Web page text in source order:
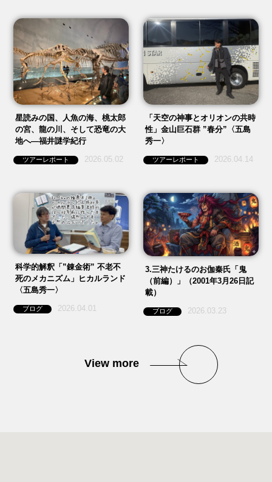
星読みの国、人魚の海、桃太郎
の宮、龍の川、そして恐竜の大
地へ—福井謎学紀行
ツアーレポート 2026.05.02
「天空の神事とオリオンの共時
性」金山巨石群 ”春分”〈五島
秀一〉
ツアーレポート 2026.04.14
科学的解釈「”錬金術” 不老不
死のメカニズム」ヒカルランド
〈五島秀一〉
ブログ 2026.04.01
3.三神たけるのお伽秦氏「鬼
（前編）」（2001年3月26日記
載）
ブログ 2026.03.23
View more